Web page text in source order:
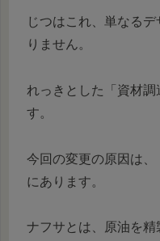
じつはこれ、単なる
りません。
れっきとした「資材
す。
今回の変更の原因は
にあります。
ナフサとは、原油を